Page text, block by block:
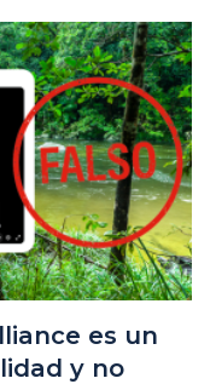
es un
y no